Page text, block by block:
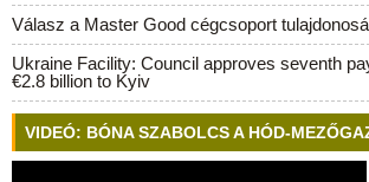
Válasz a Master Good cégcsoport
Ukraine Facility: Council approves seventh
€2.8 billion to Kyiv
VIDEÓ: BÓNA SZABOLCS A HÓD-